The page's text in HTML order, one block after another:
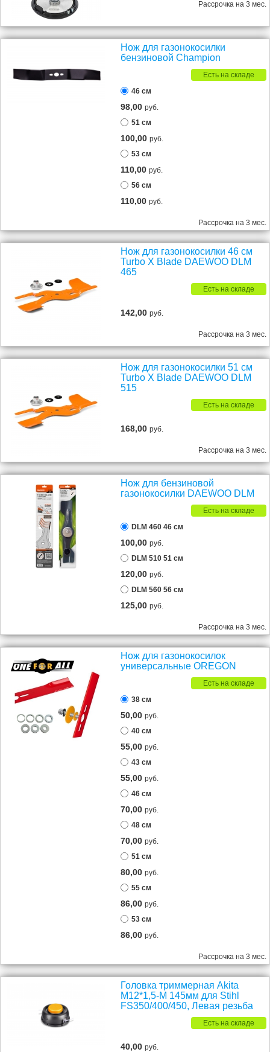
Рассрочка на 3 мес.
Нож для газонокосилки
бензиновой Champion
Есть на складе
46 см
98,00руб.
51 см
100,00руб.
53 см
110,00руб.
56 см
110,00руб.
Рассрочка на 3 мес.
Нож для газонокосилки 46 см
Turbo X Blade DAEWOO DLM
465
Есть на складе
142,00руб.
Рассрочка на 3 мес.
Нож для газонокосилки 51 см
Turbo X Blade DAEWOO DLM
515
Есть на складе
168,00руб.
Рассрочка на 3 мес.
Нож для бензиновой
газонокосилки DAEWOO DLM
Есть на складе
DLM 460 46 см
100,00руб.
DLM 510 51 см
120,00руб.
DLM 560 56 см
125,00руб.
Рассрочка на 3 мес.
Нож для газонокосилок
универсальные OREGON
Есть на складе
38 см
50,00руб.
40 см
55,00руб.
43 см
55,00руб.
46 см
70,00руб.
48 см
70,00руб.
51 см
80,00руб.
55 см
86,00руб.
53 см
86,00руб.
Рассрочка на 3 мес.
Головка триммерная Akita
М12*1,5-М 145мм для Stihl
FS350/400/450, Левая резьба
Есть на складе
40,00руб.